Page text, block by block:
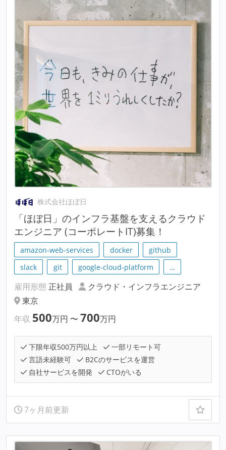
株式会社ほぼ日
「ほぼ日」のインフラ基盤を支えるクラウド
エンジニア (コーポレートIT)募集！
amazon-web-services docker
github
slack
git google-cloud-platform …
雇用形態 正社員
クラウド・インフラエンジニア
東京
年収 500万円 〜 700万円
下限年収500万円以上
一部リモート可
言語未経験可
B2Cのサービスを運営
自社サービスを開発
CTOがいる
7ヶ月前更新